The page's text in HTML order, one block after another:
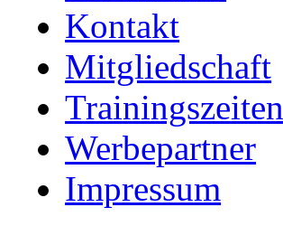
Kontakt
Mitgliedschaft
Trainingszeiten
Werbepartner
Impressum